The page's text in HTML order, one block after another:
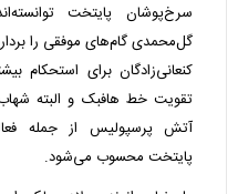
سرخ‌پوشان پایتخت
گل‌محمدی گام‌های موفقی را
کنعانی‌زادگان برای استحکام
تقویت خط هافبک و البته
آتش پرسپولیس از جمله
پایتخت محسوب می‌شود.